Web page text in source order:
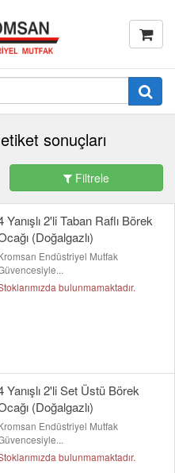
sonuçları
Filtrele
Yanışlı 2'li Taban Raflı Börek
(Doğalgazlı)
Endüstriyel Mutfak
bulunmamaktadır.
Yanışlı 2'li Set Üstü Börek
(Doğalgazlı)
Endüstriyel Mutfak
bulunmamaktadır.